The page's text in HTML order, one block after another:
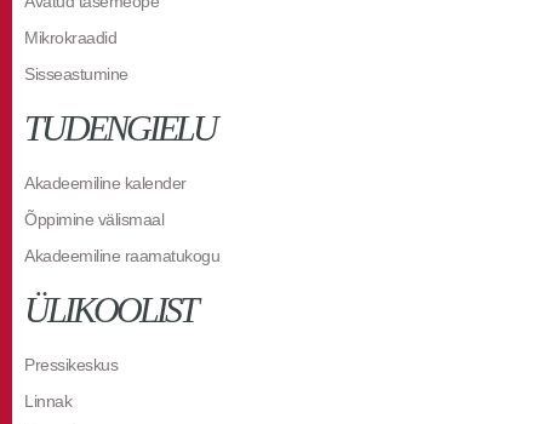
Mikrokraadid
Sisseastumine
TUDENGIELU
Akadeemiline kalender
Õppimine välismaal
Akadeemiline raamatukogu
ÜLIKOOLIST
Pressikeskus
Linnak